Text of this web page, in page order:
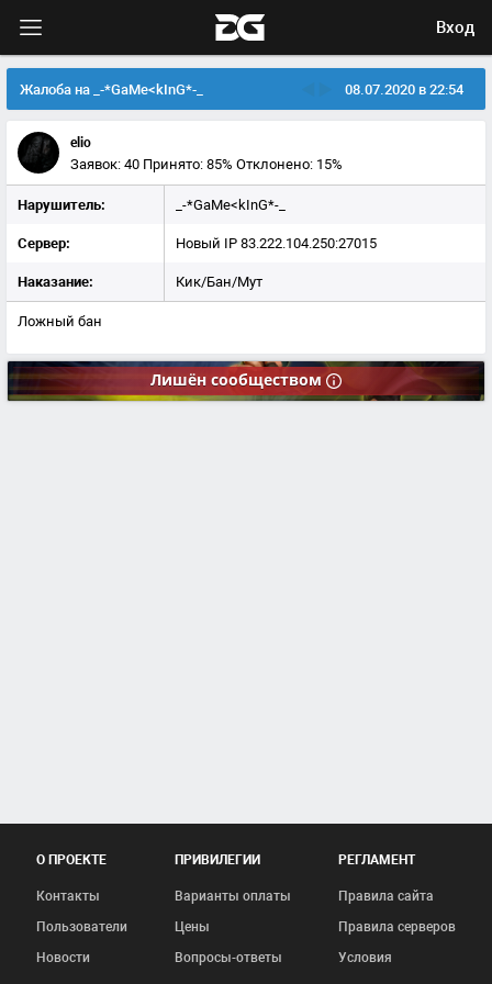
Вход
Жалоба на _-*GaMe<kInG*-_ 08.07.2020 в 22:54
elio
Заявок: 40 Принято: 85% Отклонено: 15%
Нарушитель: _-*GaMe<kInG*-_
Сервер: Новый IP 83.222.104.250:27015
Наказание: Кик/Бан/Мут
Ложный бан
Лишён сообществом
О ПРОЕКТЕ
Контакты
Пользователи
Новости
ПРИВИЛЕГИИ
Варианты оплаты
Цены
Вопросы-ответы
РЕГЛАМЕНТ
Правила сайта
Правила серверов
Условия